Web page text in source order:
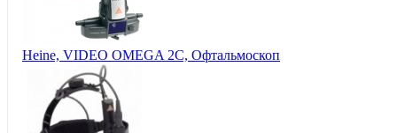
Heine, VIDEO OMEGA 2C, Офтальмоскоп